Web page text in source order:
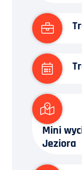
Mini
Jeziora